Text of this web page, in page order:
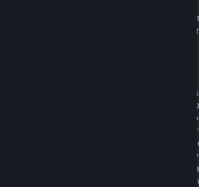
Чтобы узнать, как право на отказ от
Европейском союзе, влияет на
Возможность делать возвраты была
покупке продуктов в Steam вы ничем не
коем случае не способ бесплатно
нас возникнут подозрения, что вы
системой, мы можем отменить
вашего аккаунта. Возврат средств за
до начала распродажи, чтобы купить ее
считается злоупотреблением нашей